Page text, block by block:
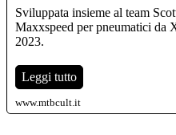
Sviluppata insieme al team
Maxxspeed per pneumatici da
2023.
Leggi tutto
www.mtbcult.it